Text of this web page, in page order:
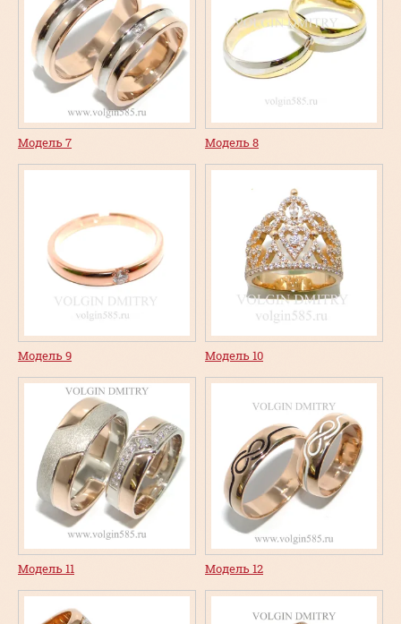
Модель 7 Модель 8
Модель 9 Модель 10
Модель 11 Модель 12